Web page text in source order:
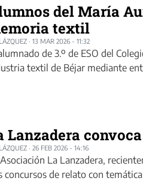
del María
textil
· 13 MAR 2026 - 11:32
de 3.º de ESO del
textil de Béjar mediante
Lanzadera
· 26 FEB 2026 - 14:16
La Lanzadera,
concursos de relato con